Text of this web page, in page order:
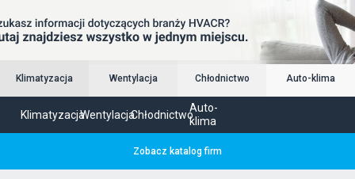
Klimatyzacja Wentylacja Chłodnictwo Auto-klima
KlimatyzacjaWentylacjaChłodnictwo
Auto-
klima
Zobacz katalog firm